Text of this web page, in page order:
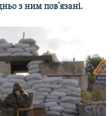
з ним пов'язані.